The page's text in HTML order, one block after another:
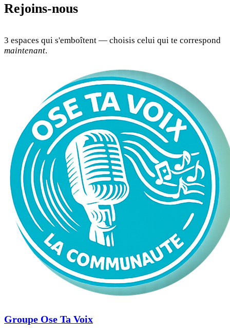
Rejoins-nous
3 espaces qui s'emboîtent — choisis celui qui te correspond
maintenant.
Groupe Ose Ta Voix